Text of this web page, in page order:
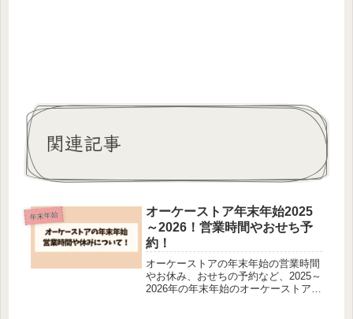
関連記事
年末年始
オーケーストア年末年始2025
～2026！営業時間やおせち予
約！
オーケーストアの年末年始の営業時間
やお休み、おせちの予約など、2025～
2026年の年末年始のオーケーストアの